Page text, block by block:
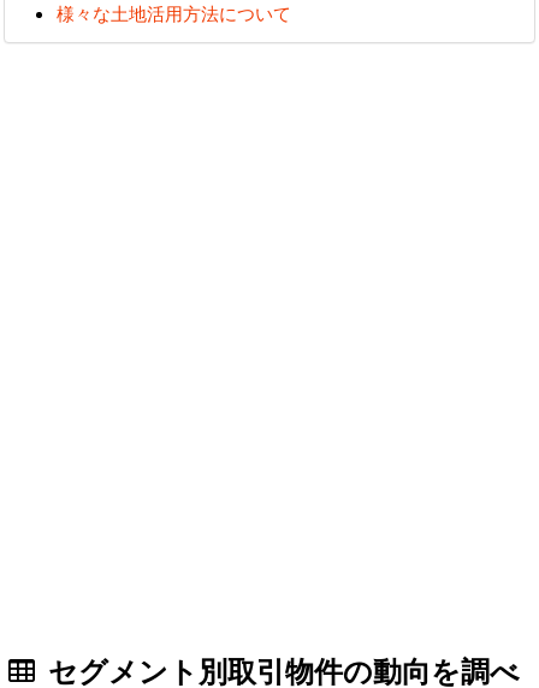
様々な土地活用方法について
セグメント別取引物件の動向を調べ